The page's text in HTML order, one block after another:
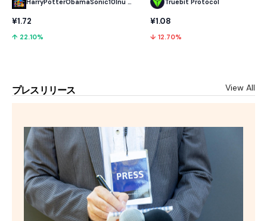
HarryPotterObamaSonic10Inu (ETH)
¥1.72
↑ 22.10%
Truebit Protocol
¥1.08
↓ 12.70%
プレスリリース View All